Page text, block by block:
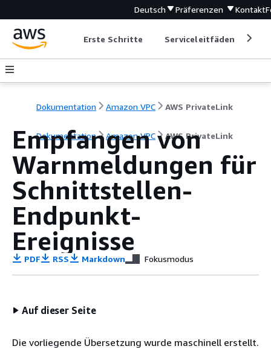
Deutsch Präferenzen Kontakt
Erste Schritte Serviceleitfäden
Dokumentation Amazon VPC AWS PrivateLink
Dokumentation Amazon VPC AWS PrivateLink
Empfangen von
Warnmeldungen für
Schnittstellen-
Endpunkt-
Ereignisse
PDF RSS Markdown Fokusmodus
Auf dieser Seite
Die vorliegende Übersetzung wurde maschinell erstellt.